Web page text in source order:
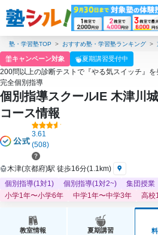
塾・学習塾TOP おすすめ塾・学習塾ランキング
キャンペーン対象 夏期講習受付中
200問以上の診断テストで『やる気スイッチ』
完全個別指導
個別指導スクールIE 木津川
コース情報
3.61
(508)
木津(京都府)駅 徒歩16分(1.1km)
個別指導(1対1)
個別指導(1対2~) 集団授業
小学1年〜小学6年
中学1年〜中学3年 高校
教室情報 夏期講習